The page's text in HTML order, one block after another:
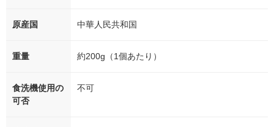
原産国 中華人民共和国
重量 約200g（1個あたり）
食洗機使用の
可否
不可